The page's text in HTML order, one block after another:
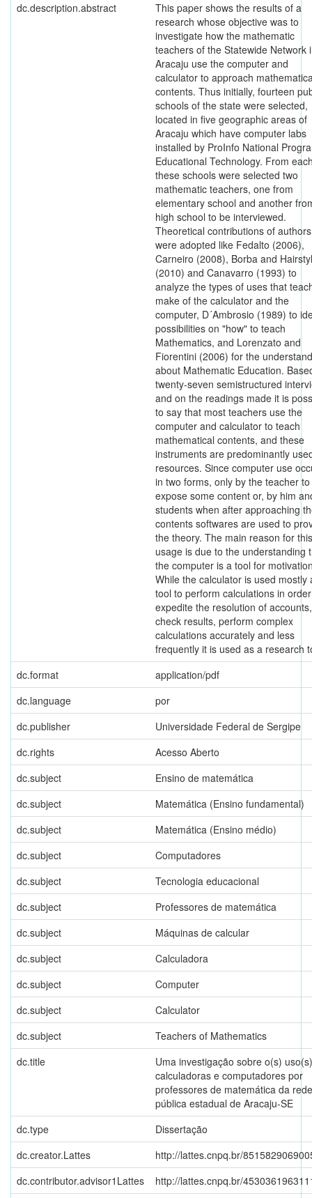
dc.description.abstract
This paper shows the results of a
research whose objective was to
investigate how the mathematic
teachers of the Statewide Network
Aracaju use the computer and
calculator to approach
contents. Thus initially, fourteen
schools of the state were selected,
located in five geographic areas of
Aracaju which have computer labs
installed by ProInfo National
Educational Technology. From
these schools were selected two
mathematic teachers, one from
elementary school and another
high school to be interviewed.
Theoretical contributions of authors
were adopted like Fedalto (2006),
Carneiro (2008), Borba and
(2010) and Canavarro (1993) to
analyze the types of uses that
make of the calculator and the
computer, D´Ambrosio (1989) to
possibilities on "how" to teach
Mathematics, and Lorenzato and
Fiorentini (2006) for the
about Mathematic Education.
twenty-seven semistructured
and on the readings made it is
to say that most teachers use the
computer and calculator to teach
mathematical contents, and these
instruments are predominantly
resources. Since computer use
in two forms, only by the teacher to
expose some content or, by him
students when after approaching
contents softwares are used to
the theory. The main reason for this
usage is due to the understanding
the computer is a tool for
While the calculator is used mostly
tool to perform calculations in
expedite the resolution of accounts,
check results, perform complex
calculations accurately and less
frequently it is used as a research
dc.format
application/pdf
dc.language
por
dc.publisher
Universidade Federal de Sergipe
dc.rights
Acesso Aberto
dc.subject
Ensino de matemática
dc.subject
Matemática (Ensino fundamental)
dc.subject
Matemática (Ensino médio)
dc.subject
Computadores
dc.subject
Tecnologia educacional
dc.subject
Professores de matemática
dc.subject
Máquinas de calcular
dc.subject
Calculadora
dc.subject
Computer
dc.subject
Calculator
dc.subject
Teachers of Mathematics
dc.title
Uma investigação sobre o(s)
calculadoras e computadores por
professores de matemática da rede
pública estadual de Aracaju-SE
dc.type
Dissertação
dc.creator.Lattes
http://lattes.cnpq.br/
dc.contributor.advisor1Lattes
http://lattes.cnpq.br/